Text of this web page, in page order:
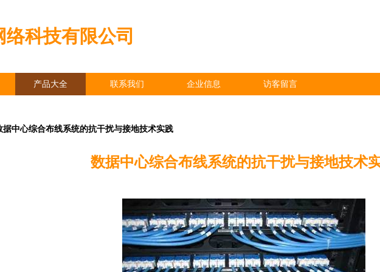
科技有限公司
产品大全 联系我们 企业信息 访客留言
据中心综合布线系统的抗干扰与接地技术实践
数据中心综合布线系统的抗干扰与接地技术